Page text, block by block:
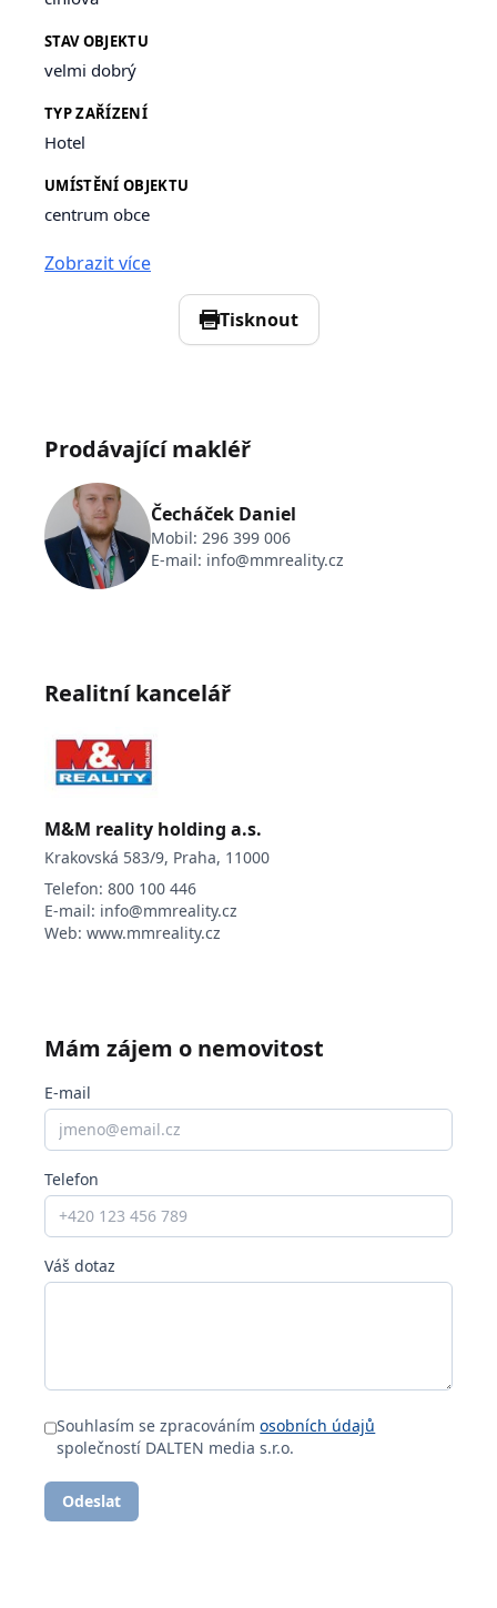
STAV OBJEKTU
velmi dobrý
TYP ZAŘÍZENÍ
Hotel
UMÍSTĚNÍ OBJEKTU
centrum obce
Zobrazit více
Tisknout
Prodávající makléř
Čecháček Daniel
Mobil: 296 399 006
E-mail: info@mmreality.cz
Realitní kancelář
M&M reality holding a.s.
Krakovská 583/9, Praha, 11000
Telefon: 800 100 446
E-mail: info@mmreality.cz
Web: www.mmreality.cz
Mám zájem o nemovitost
E-mail
Telefon
Váš dotaz
Souhlasím se zpracovánímosobních údajů
společností DALTEN media s.r.o.
Odeslat